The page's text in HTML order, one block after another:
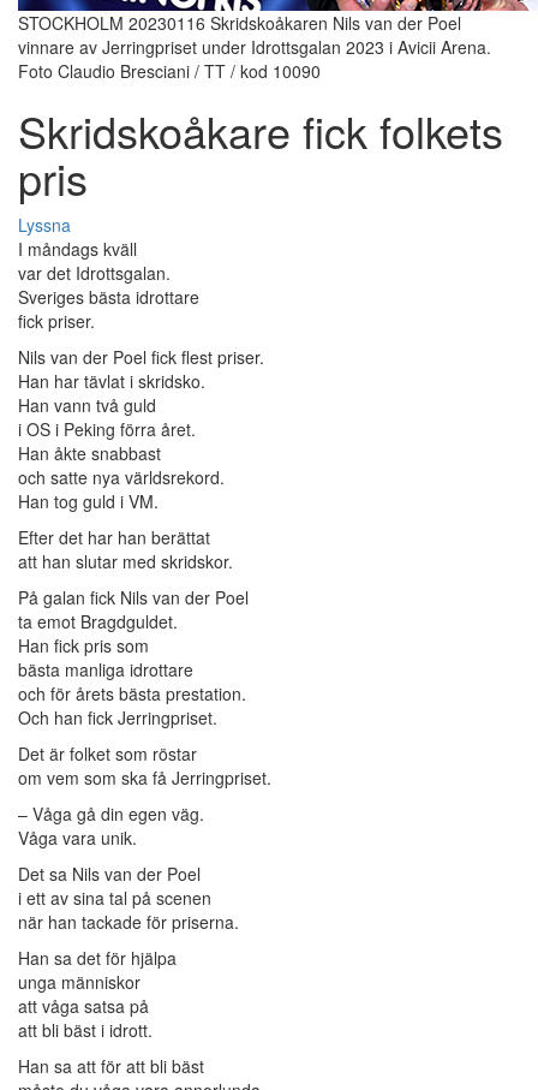
STOCKHOLM 20230116 Skridskoåkaren Nils van der Poel
vinnare av Jerringpriset under Idrottsgalan 2023 i Avicii Arena.
Foto Claudio Bresciani / TT / kod 10090
Skridskoåkare fick folkets
pris
Lyssna
I måndags kväll
var det Idrottsgalan.
Sveriges bästa idrottare
fick priser.
Nils van der Poel fick flest priser.
Han har tävlat i skridsko.
Han vann två guld
i OS i Peking förra året.
Han åkte snabbast
och satte nya världsrekord.
Han tog guld i VM.
Efter det har han berättat
att han slutar med skridskor.
På galan fick Nils van der Poel
ta emot Bragdguldet.
Han fick pris som
bästa manliga idrottare
och för årets bästa prestation.
Och han fick Jerringpriset.
Det är folket som röstar
om vem som ska få Jerringpriset.
– Våga gå din egen väg.
Våga vara unik.
Det sa Nils van der Poel
i ett av sina tal på scenen
när han tackade för priserna.
Han sa det för hjälpa
unga människor
att våga satsa på
att bli bäst i idrott.
Han sa att för att bli bäst